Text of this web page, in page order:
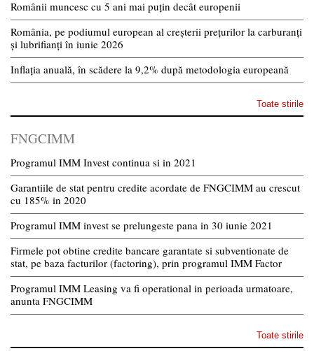
Românii muncesc cu 5 ani mai puțin decât europenii
România, pe podiumul european al creșterii prețurilor la carburanți
și lubrifianți în iunie 2026
Inflația anuală, în scădere la 9,2% după metodologia europeană
Toate stirile
FNGCIMM
Programul IMM Invest continua si in 2021
Garantiile de stat pentru credite acordate de FNGCIMM au crescut
cu 185% in 2020
Programul IMM invest se prelungeste pana in 30 iunie 2021
Firmele pot obtine credite bancare garantate si subventionate de
stat, pe baza facturilor (factoring), prin programul IMM Factor
Programul IMM Leasing va fi operational in perioada urmatoare,
anunta FNGCIMM
Toate stirile